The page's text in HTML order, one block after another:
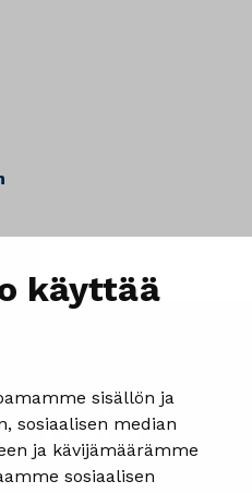
käyttää
sisällön ja
sosiaalisen median
ja kävijämäärämme
sosiaalisen